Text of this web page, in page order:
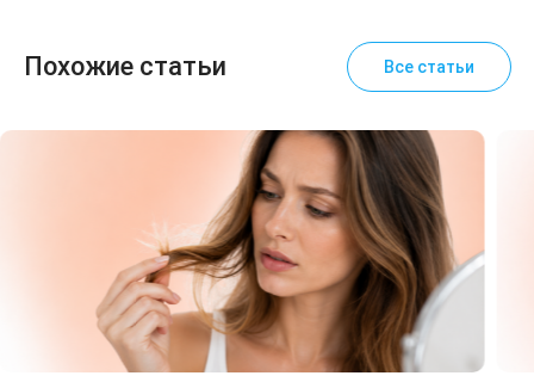
Похожие статьи Все статьи